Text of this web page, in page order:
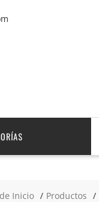
Inicio Productos